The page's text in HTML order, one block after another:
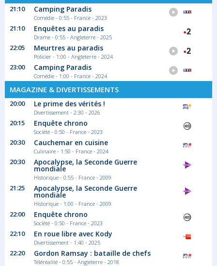
21:10 Camping Paradis
Comédie - 0:55 - France - 2023
21:10 Enquêtes au paradis
Drame - 0:55 - Angleterre - 2025
22:05 Meurtres au paradis
Policier - 1:00 - Angleterre - 2024
23:00 Camping Paradis
Comédie - 1:00 - France - 2024
MAGAZINE & DIVERTISSEMENTS
20:00 Le prime des vérités !
Divertissement - 2:30 - 2026
20:15 Enquête chrono
Société - 0:50 - France - 2023
20:30 Cauchemar en cuisine
Culinaire - 1:50 - France - 2024
20:30 Apocalypse, la Seconde Guerre
mondiale
Historique - 0:55 - France - 2009
21:25 Apocalypse, la Seconde Guerre
mondiale
Historique - 1:00 - France - 2009
22:00 Enquête chrono
Société - 0:50 - France - 2023
22:10 En roue libre avec Kody
Divertissement - 1:40 - 2025
22:20 Gordon Ramsay : bataille de chefs
Téléréalité - 0:55 - Angleterre - 2018